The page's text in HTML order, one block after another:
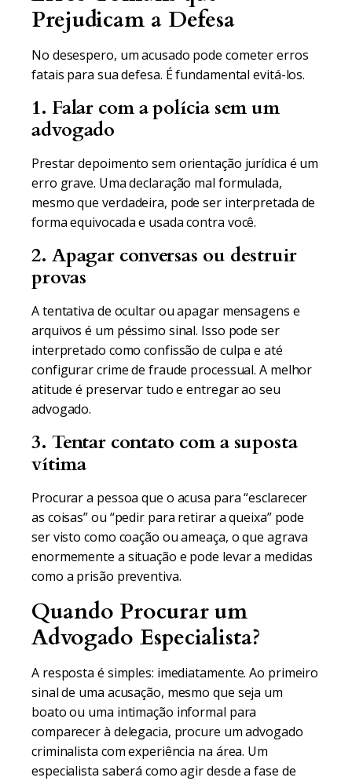
Prejudicam a Defesa
No desespero, um acusado pode cometer erros
fatais para sua defesa. É fundamental evitá-los.
1. Falar com a polícia sem um
advogado
Prestar depoimento sem orientação jurídica é um
erro grave. Uma declaração mal formulada,
mesmo que verdadeira, pode ser interpretada de
forma equivocada e usada contra você.
2. Apagar conversas ou destruir
provas
A tentativa de ocultar ou apagar mensagens e
arquivos é um péssimo sinal. Isso pode ser
interpretado como confissão de culpa e até
configurar crime de fraude processual. A melhor
atitude é preservar tudo e entregar ao seu
advogado.
3. Tentar contato com a suposta
vítima
Procurar a pessoa que o acusa para “esclarecer
as coisas” ou “pedir para retirar a queixa” pode
ser visto como coação ou ameaça, o que agrava
enormemente a situação e pode levar a medidas
como a prisão preventiva.
Quando Procurar um
Advogado Especialista?
A resposta é simples: imediatamente. Ao primeiro
sinal de uma acusação, mesmo que seja um
boato ou uma intimação informal para
comparecer à delegacia, procure um advogado
criminalista com experiência na área. Um
especialista saberá como agir desde a fase de